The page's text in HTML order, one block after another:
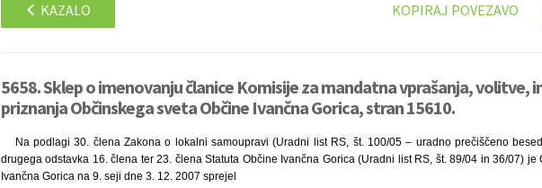
KAZALO KOPIRAJ POVEZAVO
5658. Sklep o imenovanju članice Komisije za mandatna vprašanja, volitve,
priznanja Občinskega sveta Občine Ivančna Gorica, stran 15610.
Na podlagi 30. člena Zakona o lokalni samoupravi (Uradni list RS, št. 100/05 – uradno prečiščeno
drugega odstavka 16. člena ter 23. člena Statuta Občine Ivančna Gorica (Uradni list RS, št. 89/04 in 36/07) je
Ivančna Gorica na 9. seji dne 3. 12. 2007 sprejel